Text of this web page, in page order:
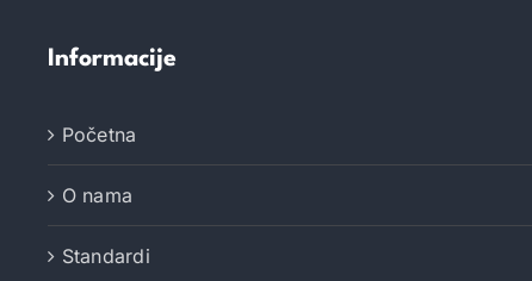
Informacije
Početna
O nama
Standardi